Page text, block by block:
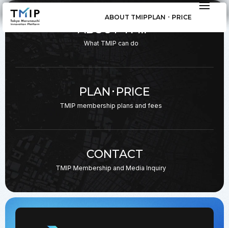
ABOUT TMIPPLAN ･ PRICE
ABOUT TMIP
What TMIP can do
PLAN･PRICE
TMIP membership plans and fees
CONTACT
TMIP Membership and Media Inquiry